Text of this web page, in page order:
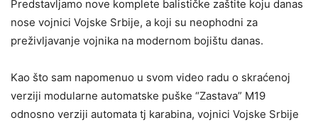
Predstavljamo nove komplete balističke zaštite koju danas
nose vojnici Vojske Srbije, a koji su neophodni za
preživljavanje vojnika na modernom bojištu danas.
Kao što sam napomenuo u svom video radu o skraćenoj
verziji modularne automatske puške “Zastava” M19
odnosno verziji automata tj karabina, vojnici Vojske Srbije